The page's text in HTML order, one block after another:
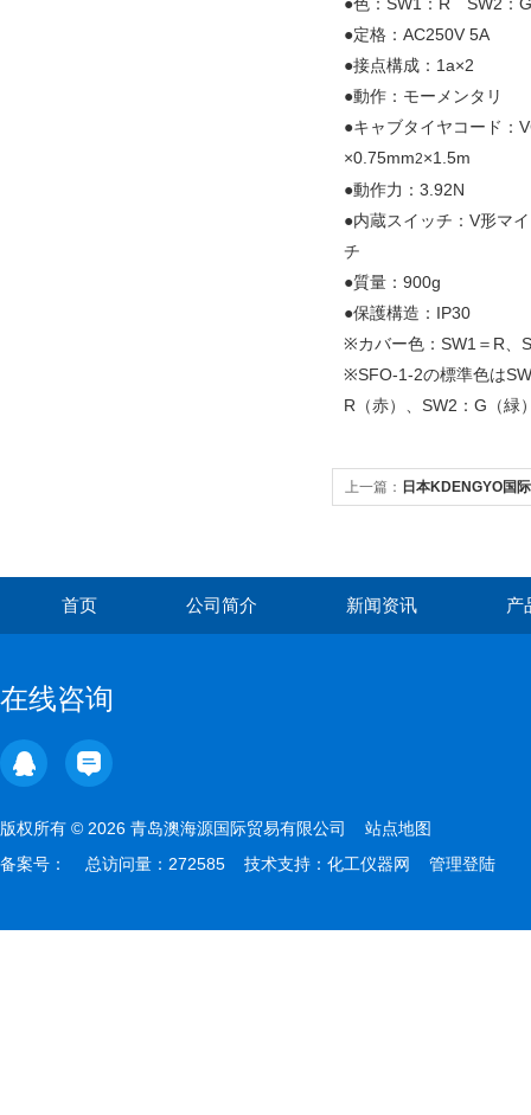
●定格：AC250V 5A
●接点構成：1a×2
●動作：モーメンタリ
●キャブタイヤコード：
×0.75mm2×1.5m
●動作力：3.92N
●内蔵スイッチ：V形マ
チ
●質量：900g
●保護構造：IP30
※カバー色：SW1＝R、
※SFO-1-2の標準色は
R（赤）、SW2：G（緑
上一篇： 日本KDENGYO国
首页 公司简介 新闻资讯 产
在线咨询
版权所有 © 2026 青岛澳海源国际贸易有限公司 站点地图
备案号：
总访问量：272585 技术支持： 化工仪器网 管理登陆